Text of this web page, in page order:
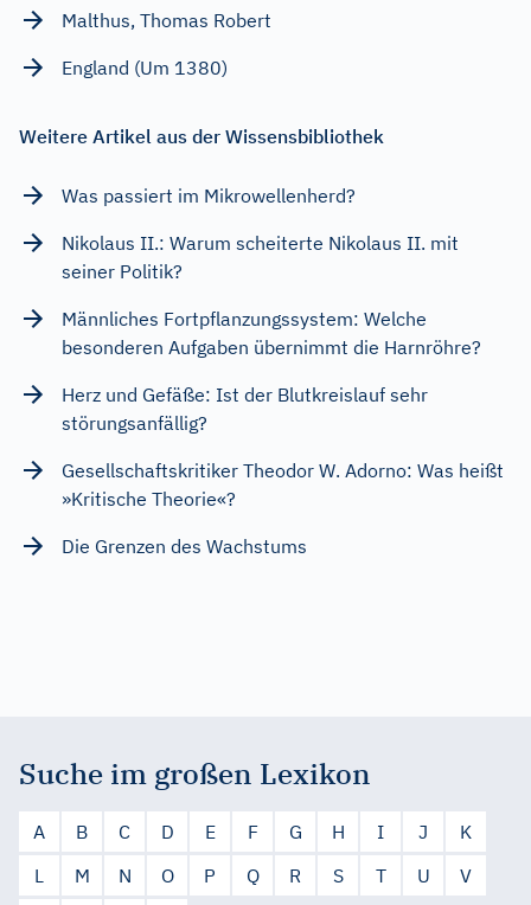
Malthus, Thomas Robert
England (Um 1380)
Weitere Artikel aus der Wissensbibliothek
Was passiert im Mikrowellenherd?
Nikolaus II.: Warum scheiterte Nikolaus II. mit
seiner Politik?
Männliches Fortpflanzungssystem: Welche
besonderen Aufgaben übernimmt die Harnröhre?
Herz und Gefäße: Ist der Blutkreislauf sehr
störungsanfällig?
Gesellschaftskritiker Theodor W. Adorno: Was heißt
»Kritische Theorie«?
Die Grenzen des Wachstums
Suche im großen Lexikon
A B C D E F G H I J
K
L
M N O P Q R S T U
V